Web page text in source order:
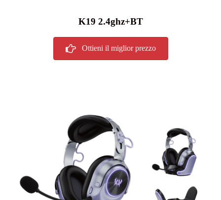
K19 2.4ghz+BT
Ottieni il miglior prezzo